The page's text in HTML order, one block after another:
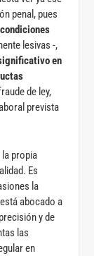
penal, pues
lesivas -,
en
de ley,
prevista
propia
Es
la
abocado a
y de
las
en